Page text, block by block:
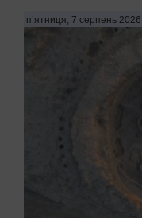
п’ятниця, 7 серпень